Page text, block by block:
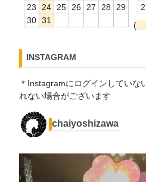
23
24 25 26 27 28
29
30 31
(
INSTAGRAM
＊Instagramにログインしていな
れない場合がございます
chaiyoshizawa